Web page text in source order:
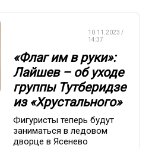
10.11.2023 /
14:37
«Флаг им в руки»:
Лайшев – об уходе
группы Тутберидзе
из «Хрустального»
Фигуристы теперь будут
заниматься в ледовом
дворце в Ясенево